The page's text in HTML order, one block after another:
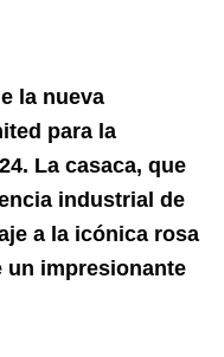
la nueva
para la
La casaca, que
industrial de
a la icónica rosa
un impresionante